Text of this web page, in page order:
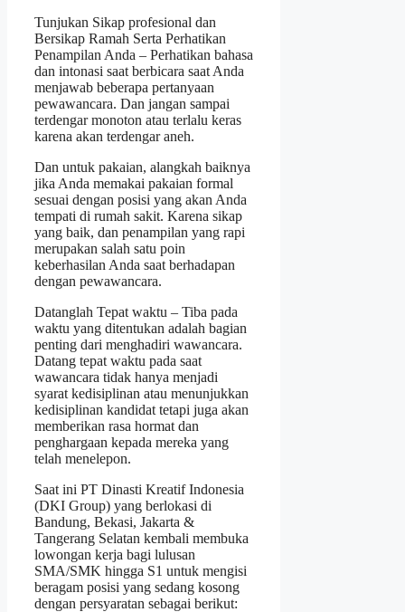
Tunjukan Sikap profesional dan
Bersikap Ramah Serta Perhatikan
Penampilan Anda – Perhatikan bahasa
dan intonasi saat berbicara saat Anda
menjawab beberapa pertanyaan
pewawancara. Dan jangan sampai
terdengar monoton atau terlalu keras
karena akan terdengar aneh.
Dan untuk pakaian, alangkah baiknya
jika Anda memakai pakaian formal
sesuai dengan posisi yang akan Anda
tempati di rumah sakit. Karena sikap
yang baik, dan penampilan yang rapi
merupakan salah satu poin
keberhasilan Anda saat berhadapan
dengan pewawancara.
Datanglah Tepat waktu – Tiba pada
waktu yang ditentukan adalah bagian
penting dari menghadiri wawancara.
Datang tepat waktu pada saat
wawancara tidak hanya menjadi
syarat kedisiplinan atau menunjukkan
kedisiplinan kandidat tetapi juga akan
memberikan rasa hormat dan
penghargaan kepada mereka yang
telah menelepon.
Saat ini PT Dinasti Kreatif Indonesia
(DKI Group) yang berlokasi di
Bandung, Bekasi, Jakarta &
Tangerang Selatan kembali membuka
lowongan kerja bagi lulusan
SMA/SMK hingga S1 untuk mengisi
beragam posisi yang sedang kosong
dengan persyaratan sebagai berikut: